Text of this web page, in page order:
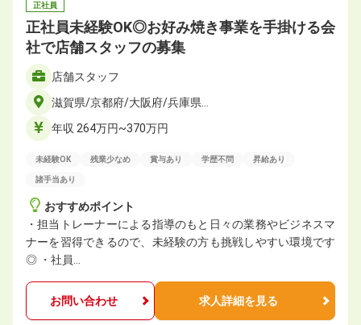
正社員
正社員未経験OK◎お好み焼き事業を手掛ける会
社で店舗スタッフの募集
店舗スタッフ
滋賀県/京都府/大阪府/兵庫県…
年収 264万円~370万円
未経験OK 残業少なめ 賞与あり 学歴不問 昇給あり
諸手当あり
おすすめポイント
・担当トレーナーによる指導のもと日々の業務やビジネスマ
ナーを習得できるので、未経験の方も挑戦しやすい環境です
◎ ・社員…
お問い合わせ 求人詳細を見る